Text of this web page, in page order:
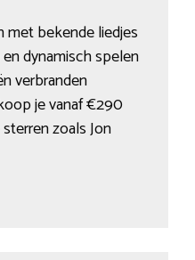
met bekende liedjes
dynamisch spelen
verbranden
je vanaf €290
zoals Jon